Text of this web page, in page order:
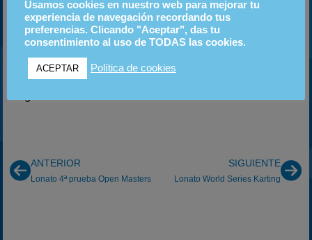
Javier Tarancón evoluciona en el equipo de Genis
Marco (Genikart), el hombre que ayudó a Fernando
Alonso en su época de karting.
Para más información, contactar con:
ANTERIOR
Lonato 4ª prueba Open Masters
SIGUIENTE
Lonato World Series Karting
Usamos cookies en nuestro web para mejorar tu
experiencia de navegación recordando tus
preferencias. Clicando "Aceptar", das tu
consentimiento al uso de TODAS las cookies.
ACEPTAR Política de cookies